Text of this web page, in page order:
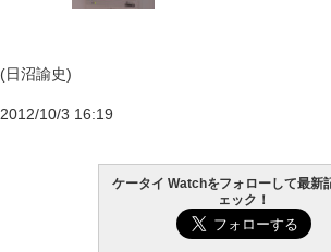
(日沼諭史)
2012/10/3 16:19
ケータイ Watchをフォローして最新
ェック！